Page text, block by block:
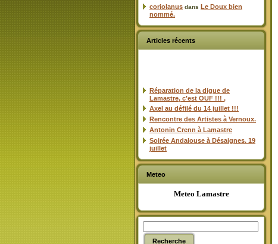
coriolanus dans Le Doux bien
nommé.
Articles récents
Réparation de la digue de
Lamastre, c’est OUF !!! ,
Axel au défilé du 14 juillet !!!
Rencontre des Artistes à Vernoux.
Antonin Crenn à Lamastre
Soirée Andalouse à Désaignes. 19
juillet
Meteo
Meteo Lamastre